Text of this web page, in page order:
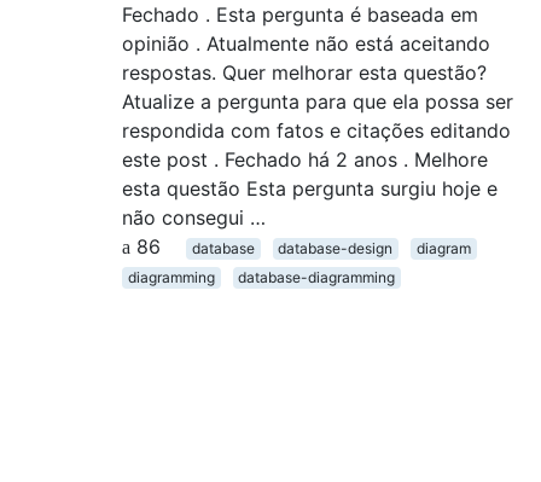
Fechado . Esta pergunta é baseada em
opinião . Atualmente não está aceitando
respostas. Quer melhorar esta questão?
Atualize a pergunta para que ela possa ser
respondida com fatos e citações editando
este post . Fechado há 2 anos . Melhore
esta questão Esta pergunta surgiu hoje e
não consegui …
86
database database-design
diagram
diagramming
database-diagramming